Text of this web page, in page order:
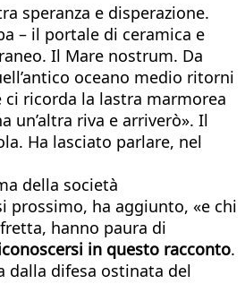
speranza e disperazione.
– il portale di ceramica e
Il Mare nostrum. Da
oceano medio ritorni
ricorda la lastra marmorea
un’altra riva e arriverò». Il
Ha lasciato parlare, nel
della società
prossimo, ha aggiunto, «e chi
hanno paura di
in questo racconto.
dalla difesa ostinata del